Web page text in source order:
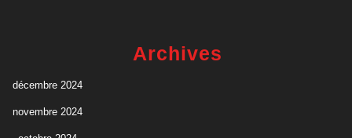
Archives
décembre 2024
novembre 2024